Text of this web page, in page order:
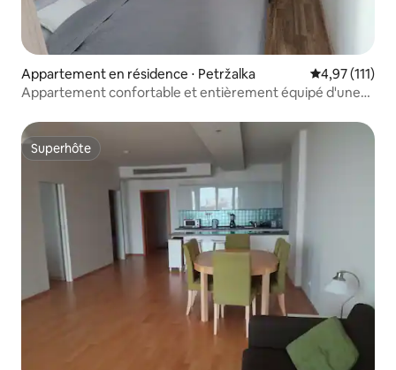
Appartement en résidence ⋅ Petržalka Évaluation
4,97 (111)
Appartement confortable et entièrement équipé d'une
Superhôte
Superhôte